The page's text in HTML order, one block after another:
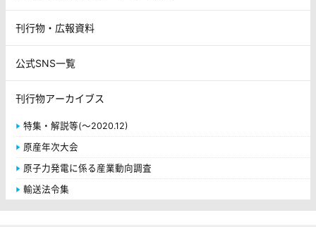
刊行物・広報資料
公式SNS一覧
刊行物アーカイブス
特集・解説等(～2020.12)
原産年次大会
原子力発電に係る産業動向調査
輸送法令集